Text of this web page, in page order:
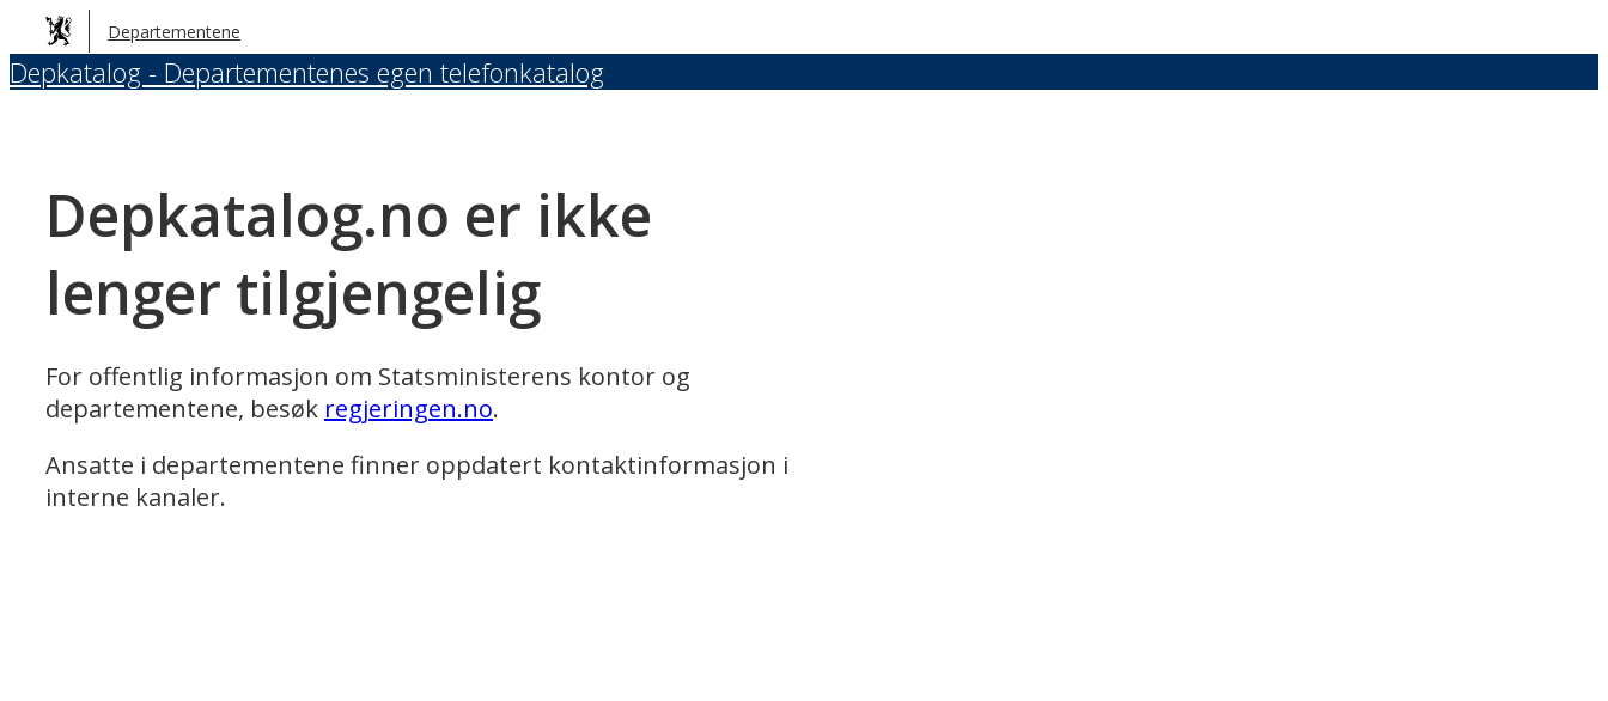
Hopp
til
hovedinnhold
Departementene
Depkatalog - Departementenes egen telefonkatalog
Depkatalog.no er ikke
lenger tilgjengelig
For offentlig informasjon om Statsministerens kontor og
departementene, besøk regjeringen.no.
Ansatte i departementene finner oppdatert kontaktinformasjon i
interne kanaler.